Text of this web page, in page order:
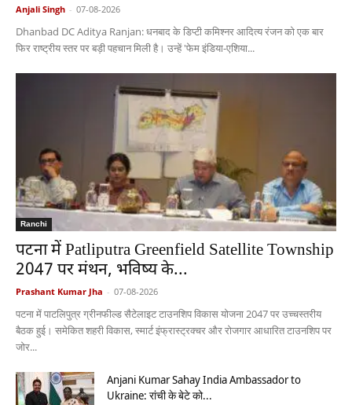
Anjali Singh - 07-08-2026
Dhanbad DC Aditya Ranjan: धनबाद के डिप्टी कमिश्नर आदित्य रंजन को एक बार
फिर राष्ट्रीय स्तर पर बड़ी पहचान मिली है। उन्हें 'फेम इंडिया-एशिया...
Ranchi
पटना में Patliputra Greenfield Satellite Township
2047 पर मंथन, भविष्य के...
Prashant Kumar Jha - 07-08-2026
पटना में पाटलिपुत्र ग्रीनफील्ड सैटेलाइट टाउनशिप विकास योजना 2047 पर उच्चस्तरीय
बैठक हुई। समेकित शहरी विकास, स्मार्ट इंफ्रास्ट्रक्चर और रोजगार आधारित टाउनशिप पर
जोर...
Anjani Kumar Sahay India Ambassador to
Ukraine: रांची के बेटे को...